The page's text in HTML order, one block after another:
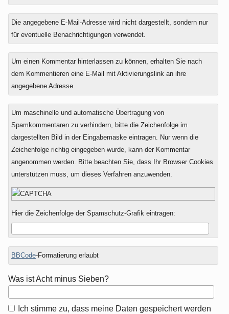
Die angegebene E-Mail-Adresse wird nicht dargestellt, sondern nur
für eventuelle Benachrichtigungen verwendet.
Um einen Kommentar hinterlassen zu können, erhalten Sie nach
dem Kommentieren eine E-Mail mit Aktivierungslink an ihre
angegebene Adresse.
Um maschinelle und automatische Übertragung von
Spamkommentaren zu verhindern, bitte die Zeichenfolge im
dargestellten Bild in der Eingabemaske eintragen. Nur wenn die
Zeichenfolge richtig eingegeben wurde, kann der Kommentar
angenommen werden. Bitte beachten Sie, dass Ihr Browser Cookies
unterstützen muss, um dieses Verfahren anzuwenden.
Hier die Zeichenfolge der Spamschutz-Grafik eintragen:
BBCode-Formatierung erlaubt
Was ist Acht minus Sieben?
Ich stimme zu, dass meine Daten gespeichert werden